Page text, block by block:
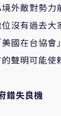
外敵對勢
沒有過去
國在台協
聲明可能
錯失良機